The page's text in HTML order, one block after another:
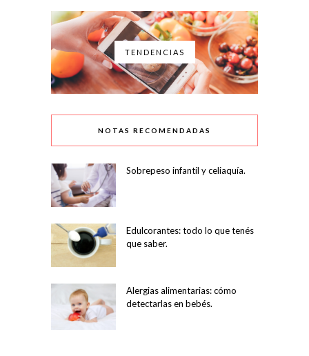
TENDENCIAS
NOTAS RECOMENDADAS
Sobrepeso infantil y celiaquía.
Edulcorantes: todo lo que tenés
que saber.
Alergias alimentarias: cómo
detectarlas en bebés.